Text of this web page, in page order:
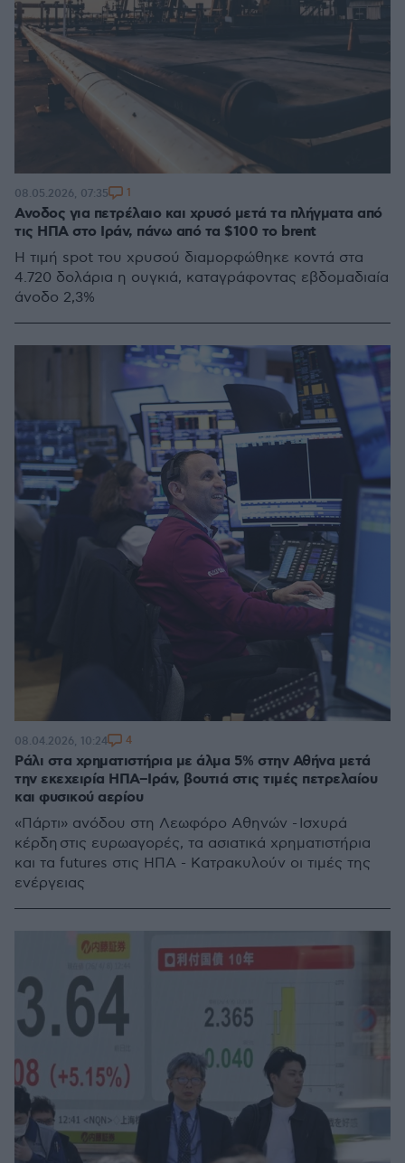
Ανοδος για πετρέλαιο και χρυσό μετά τα πλήγματα από
τις ΗΠΑ στο Ιράν, πάνω από τα $100 το brent
Η τιμή spot του χρυσού διαμορφώθηκε κοντά στα
4.720 δολάρια η ουγκιά, καταγράφοντας εβδομαδιαία
άνοδο 2,3%
08.05.2026, 07:35 1
Ράλι στα χρηματιστήρια με άλμα 5% στην Αθήνα μετά
την εκεχειρία ΗΠΑ–Ιράν, βουτιά στις τιμές πετρελαίου
και φυσικού αερίου
«Πάρτι» ανόδου στη Λεωφόρο Αθηνών - Ισχυρά
κέρδη στις ευρωαγορές, τα ασιατικά χρηματιστήρια
και τα futures στις ΗΠΑ - Κατρακυλούν οι τιμές της
ενέργειας
08.04.2026, 10:24 4